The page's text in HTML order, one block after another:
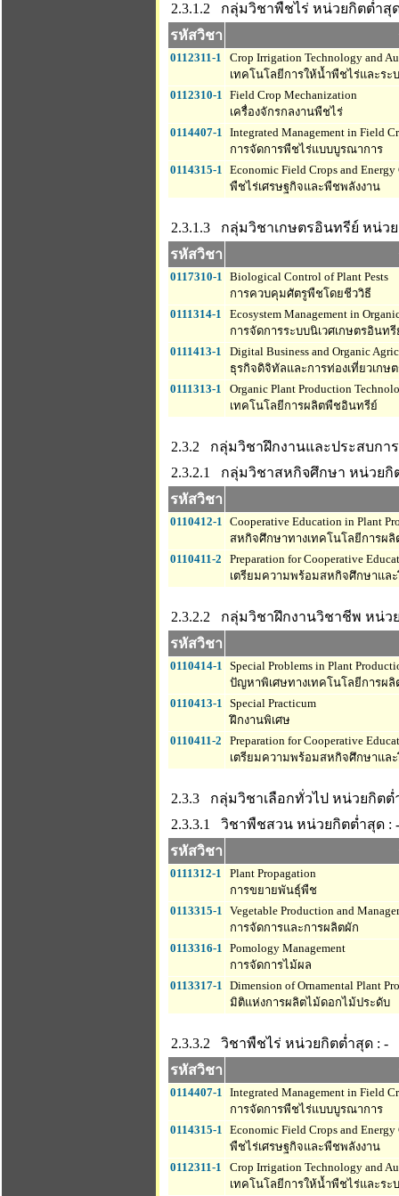
2.3.1.2 กลุ่มวิชาพืชไร่ หน่วยกิตต่ำสุ
รหัสวิชา
0112311-1
Crop Irrigation Technology and
เทคโนโลยีการให้น้ำพืชไร่และระ
0112310-1 Field Crop Mechanization
เครื่องจักรกลงานพืชไร่
0114407-1 Integrated Management in Field
การจัดการพืชไร่แบบบูรณาการ
0114315-1 Economic Field Crops and Energy
พืชไร่เศรษฐกิจและพืชพลังงาน
2.3.1.3 กลุ่มวิชาเกษตรอินทรีย์ หน่ว
รหัสวิชา
0117310-1 Biological Control of Plant Pests
การควบคุมศัตรูพืชโดยชีววิธี
0111314-1
Ecosystem Management in
การจัดการระบบนิเวศเกษตรอินทรี
0111413-1
Digital Business and Organic
ธุรกิจดิจิทัลและการท่องเที่ยวเกษ
0111313-1
Organic Plant Production
เทคโนโลยีการผลิตพืชอินทรีย์
2.3.2 กลุ่มวิชาฝึกงานและประสบกา
2.3.2.1 กลุ่มวิชาสหกิจศึกษา หน่วยกิ
รหัสวิชา
0110412-1 Cooperative Education in Plant
สหกิจศึกษาทางเทคโนโลยีการผ
0110411-2
Preparation for Cooperative
เตรียมความพร้อมสหกิจศึกษาแล
2.3.2.2 กลุ่มวิชาฝึกงานวิชาชีพ หน่ว
รหัสวิชา
0110414-1 Special Problems in Plant
ปัญหาพิเศษทางเทคโนโลยีการผ
0110413-1 Special Practicum
ฝึกงานพิเศษ
0110411-2
Preparation for Cooperative
เตรียมความพร้อมสหกิจศึกษาแล
2.3.3 กลุ่มวิชาเลือกทั่วไป หน่วยกิตต่
2.3.3.1 วิชาพืชสวน หน่วยกิตต่ำสุด : -
รหัสวิชา
0111312-1
Plant Propagation
การขยายพันธุ์พืช
0113315-1 Vegetable Production and
การจัดการและการผลิตผัก
0113316-1 Pomology Management
การจัดการไม้ผล
0113317-1 Dimension of Ornamental Plant
มิติแห่งการผลิตไม้ดอกไม้ประดับ
2.3.3.2 วิชาพืชไร่ หน่วยกิตต่ำสุด : -
รหัสวิชา
0114407-1 Integrated Management in Field
การจัดการพืชไร่แบบบูรณาการ
0114315-1 Economic Field Crops and Energy
พืชไร่เศรษฐกิจและพืชพลังงาน
0112311-1
Crop Irrigation Technology and
เทคโนโลยีการให้น้ำพืชไร่และระ